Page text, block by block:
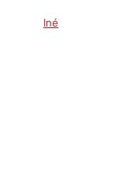
Iné